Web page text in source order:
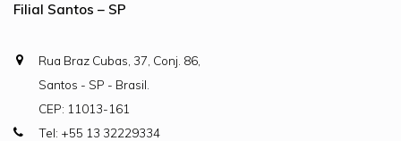
Filial Santos – SP
Rua Braz Cubas, 37, Conj. 86,
Santos - SP - Brasil.
CEP: 11013-161
Tel: +55 13 32229334